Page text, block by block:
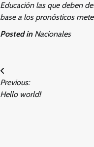
Educación las que deben
base a los pronósticos
Posted in Nacionales
Post
navigation
Previous:
Hello world!